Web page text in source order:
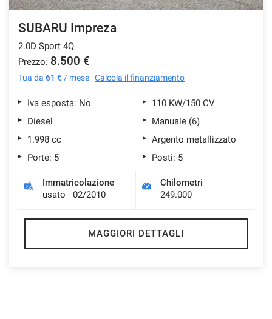
SUBARU Impreza
2.0D Sport 4Q
Prezzo: 8.500 €
Tua da 61 € / mese Calcola il finanziamento
Iva esposta: No
110 KW/150 CV
Diesel
Manuale (6)
1.998 cc
Argento metallizzato
Porte: 5
Posti: 5
Immatricolazione
usato - 02/2010
Chilometri
249.000
MAGGIORI DETTAGLI